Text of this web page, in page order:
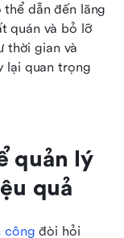
dẫn đến lãng
quán và bỏ lỡ
thời gian và
lại quan trọng
quản lý
quả
công đòi hỏi